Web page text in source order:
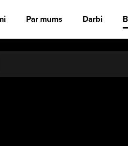
Par mums Darbi